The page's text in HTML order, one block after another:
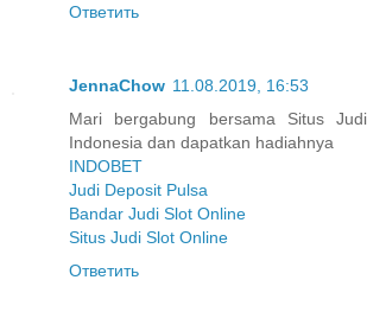
Ответить
JennaChow 11.08.2019, 16:53
Mari bergabung bersama Situs
Indonesia dan dapatkan hadiahnya
INDOBET
Judi Deposit Pulsa
Bandar Judi Slot Online
Situs Judi Slot Online
Ответить